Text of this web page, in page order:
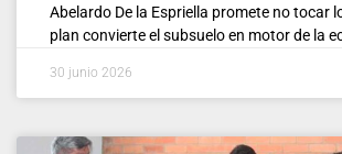
Abelardo De la Espriella promete no tocar
plan convierte el subsuelo en motor de la
30 junio 2026